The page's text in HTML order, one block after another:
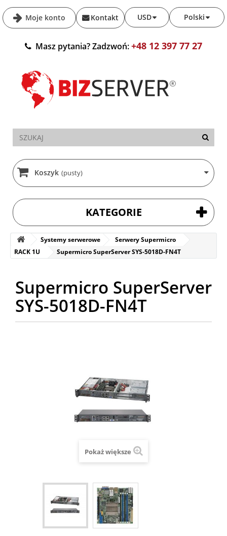
Moje konto Polski
USD
Kontakt
Masz pytania? Zadzwoń:+48 12 397 77 27
Koszyk (pusty)
KATEGORIE
Systemy serwerowe
Serwery Supermicro
RACK 1U
Supermicro SuperServer SYS-5018D-FN4T
Supermicro SuperServer
SYS-5018D-FN4T
Pokaż większe